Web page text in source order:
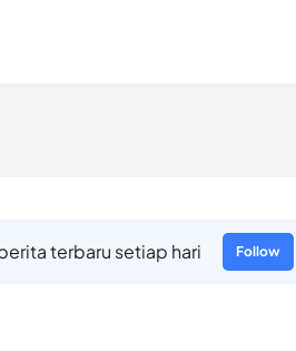
terbaru setiap hari Follow